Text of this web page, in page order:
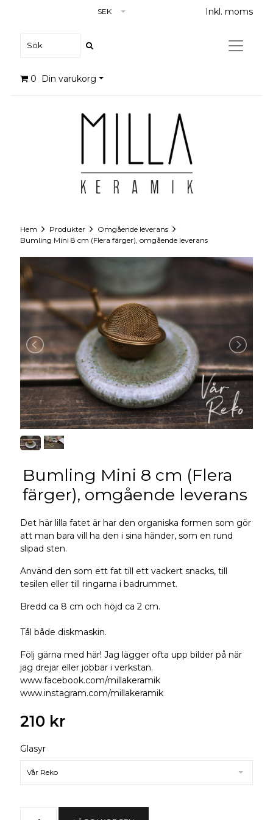
SEK Inkl. moms
0 Din varukorg
Hem Produkter
Omgående leverans
Bumling Mini 8 cm (Flera färger), omgående leverans
Bumling Mini 8 cm (Flera
färger), omgående leverans
Det här lilla fatet är har den organiska formen som gör
att man bara vill ha den i sina händer, som en rund
slipad sten.
Använd den som ett fat till ett vackert snacks, till
tesilen eller till ringarna i badrummet.
Bredd ca 8 cm och höjd ca 2 cm.
Tål både diskmaskin.
Följ gärna med här! Jag lägger ofta upp bilder på när
jag drejar eller jobbar i verkstan.
www.facebook.com/millakeramik
www.instagram.com/millakeramik
210 kr
Glasyr
Vår Reko